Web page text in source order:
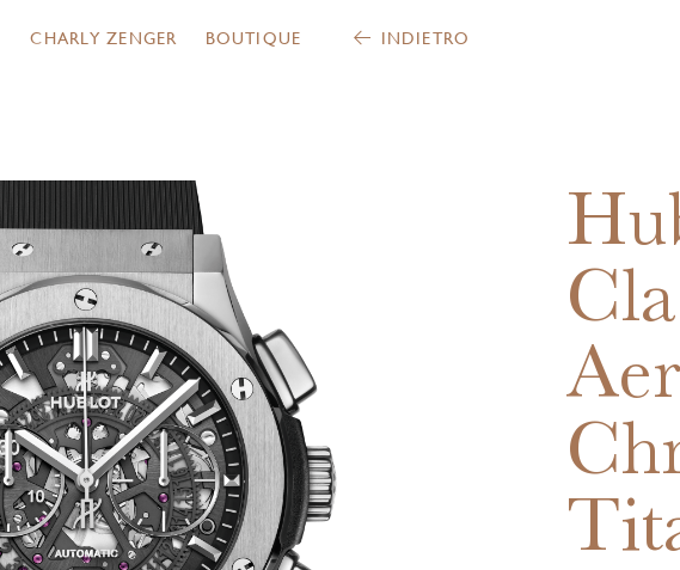
CHARLY ZENGER BOUTIQUE INDIETRO